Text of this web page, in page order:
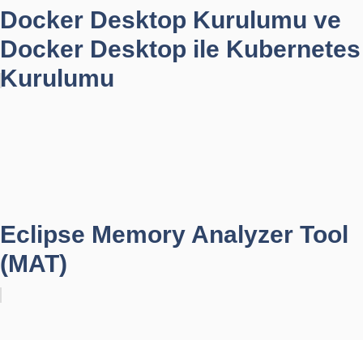
Docker Desktop Kurulumu ve
Docker Desktop ile Kubernetes
Kurulumu
Eclipse Memory Analyzer Tool
(MAT)